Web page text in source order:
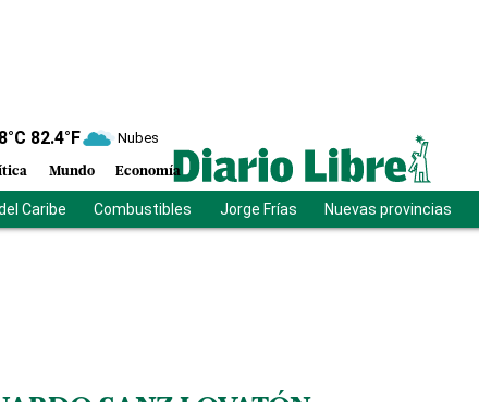
°C 82.4°F Nubes
Mundo Economía
Caribe Combustibles Jorge Frías Nuevas provincias